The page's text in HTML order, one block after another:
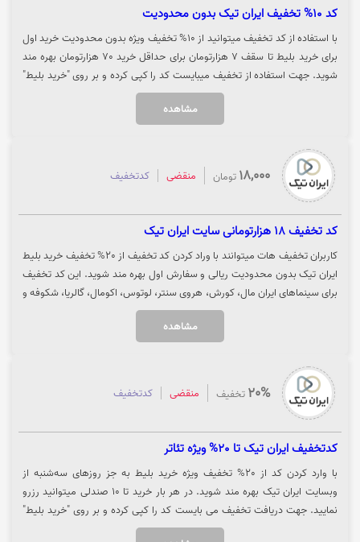
کد 10% تخفیف ایران تیک بدون محدودیت
با استفاده از کد تخفیف میتوانید از 10% تخفیف ویژه بدون محدودیت خرید اول
برای خرید بلیط تا سقف 7 هزارتومان برای حداقل خرید 70 هزارتومان بهره مند
شوید. جهت استفاده از تخفیف میبایست کد را کپی کرده و بر روی "خرید بلیط"
مشاهده
18,000 تومان منقضی کدتخفیف
کد تخفیف 18 هزارتومانی سایت ایران تیک
کاربران تخفیف هات میتوانند با وراد کردن کد تخفیف از 20% تخفیف خرید بلیط
ایران تیک بدون محدودیت ریالی و سفارش اول بهره مند شوید. این کد تخفیف
برای سینماهای ایران مال، کورش، هروی سنتر، لوتوس، اکومال، گالریا، شکوفه و
قدس اعمال میشود. جهت استفاده از کد تخفیف می بایست کد را کپی کرده و بر
روی "خرید کنید" کلیک نمایید تا تخفیف در وبسایت ایران تیک برای شما اعمال
مشاهده
20% تخفیف منقضی کدتخفیف
کدتخفیف ایران تیک تا 20% ویژه تئاتر
با وارد کردن کد از 20% تخفیف ویژه خرید بلیط به جز روزهای سه‌شنبه از
وبسایت ایران تیک بهره مند شوید. در هر بار خرید تا 10 صندلی میتوانید رزرو
نمایید. جهت دریافت تخفیف می بایست کد را کپی کرده و بر روی "خرید بلیط"
کلیک نمایید تا تخفیف در وبسایت ایران تیک برای شما اعمال شود.